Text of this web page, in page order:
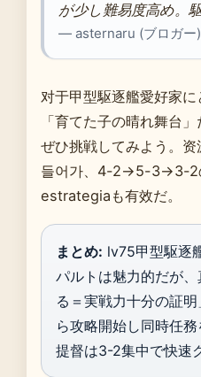
が少し難易度高め。
— asternaru (ブロガー)
对于甲型駆逐艦愛好家
「育てた子の晴れ舞台
ぜひ挑戦してみよう。
들어가、4-2→5-3→3-2
estrategiaも有效だ。
まとめ: lv75甲型駆逐
パルトは魅力的だが
る＝実戦力十分の証
ら攻略開始し同時任
提督は3-2集中で快速